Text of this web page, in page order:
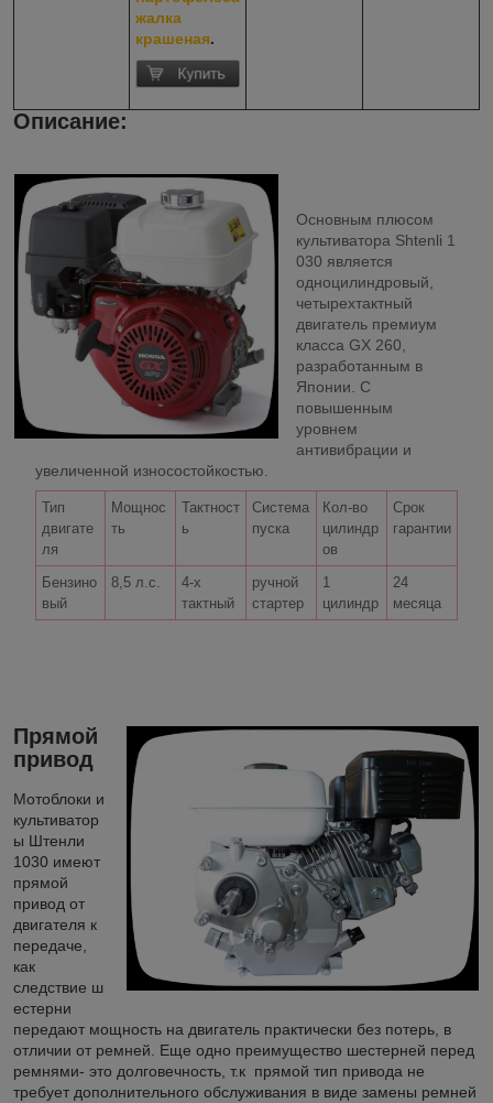
жалка
крашеная.
Описание:
Основным плюсом
культиватора Shtenli 1
030 является
одноцилиндровый,
четырехтактный
двигатель премиум
класса GX 260,
разработанным в
Японии. С
повышенным
уровнем
антивибрации и
увеличенной износостойкостью.
Тип
двигате
ля
Мощнос
ть
Тактност
ь
Система
пуска
Кол-во
цилиндр
ов
Срок
гарантии
Бензино
вый
8,5 л.с.
4-х
тактный
ручной
стартер
1
цилиндр
24
месяца
Прямой
привод
Мотоблоки и
культиватор
ы Штенли
1030 имеют
прямой
привод от
двигателя к
передаче,
как
следствие ш
естерни
передают мощность на двигатель практически без потерь, в
отличии от ремней. Еще одно преимущество шестерней перед
ремнями- это долговечность, т.к прямой тип привода не
требует дополнительного обслуживания в виде замены ремней